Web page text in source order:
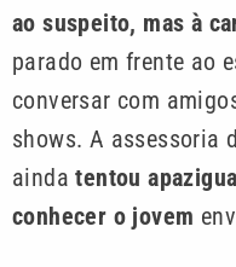
ao suspeito, mas à
parado em frente ao
conversar com
shows. A assessoria
aindatentou
conhecer o jovem